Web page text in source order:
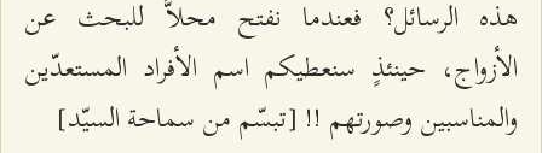
هذه الرسائل؟ فعندما نفتح محلاًّ للبحث عن
الأزواج، حينئذٍ سنعطيكم اسم الأفراد المستعدّين
والمناسبين وصورتهم !! [تبسّم من سماحة السيّد]